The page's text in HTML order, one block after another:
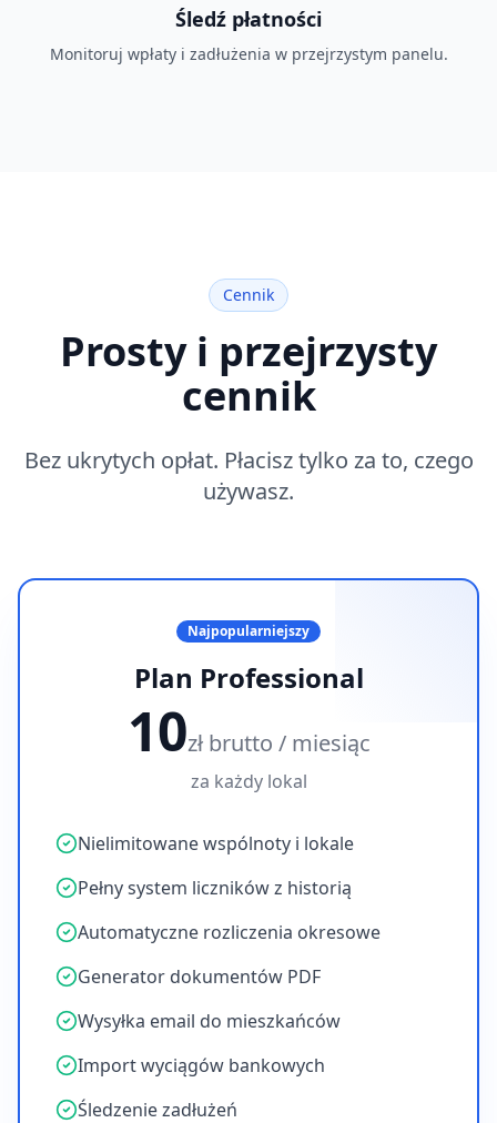
Śledź płatności
Monitoruj wpłaty i zadłużenia w przejrzystym panelu.
Cennik
Prosty i przejrzysty
cennik
Bez ukrytych opłat. Płacisz tylko za to, czego
używasz.
Najpopularniejszy
Plan Professional
10zł brutto / miesiąc
za każdy lokal
Nielimitowane wspólnoty i lokale
Pełny system liczników z historią
Automatyczne rozliczenia okresowe
Generator dokumentów PDF
Wysyłka email do mieszkańców
Import wyciągów bankowych
Śledzenie zadłużeń